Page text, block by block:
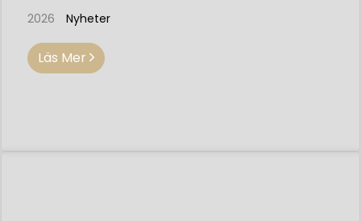
2026 Nyheter
Läs Mer